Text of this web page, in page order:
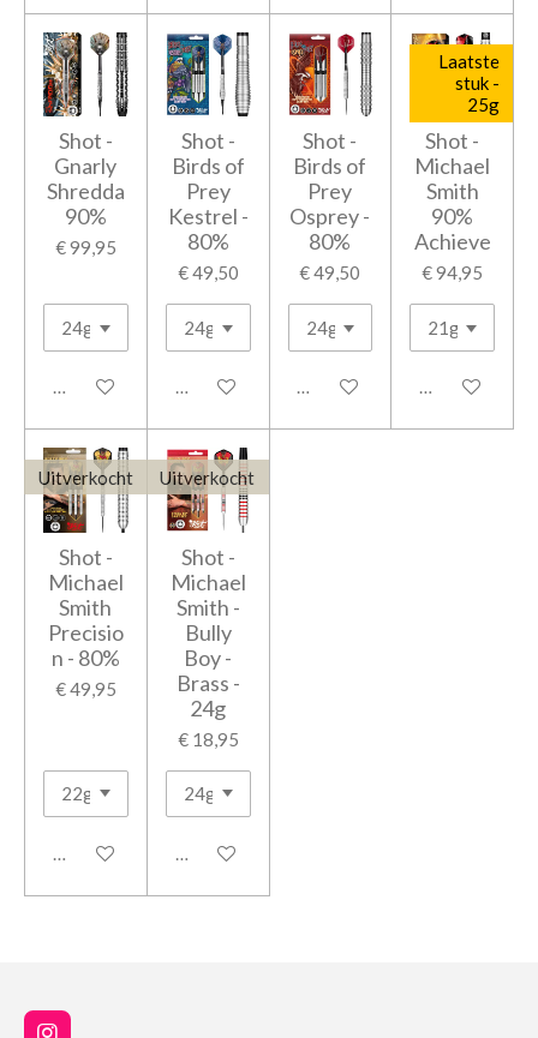
Shot -
Gnarly
Shredda
90%
€ 99,95
In winkelwagen
Shot -
Birds of
Prey
Kestrel -
80%
€ 49,50
In winkelwagen
Shot -
Birds of
Prey
Osprey -
80%
€ 49,50
In winkelwagen
Laatste
stuk -
25g
Shot -
Michael
Smith
90%
Achieve
€ 94,95
Houd mij op
Uitverkocht
Shot -
Michael
Smith
Precisio
n - 80%
€ 49,95
Houd mij op de hoogte
Uitverkocht
Shot -
Michael
Smith -
Bully
Boy -
Brass -
24g
€ 18,95
Houd mij op de hoogte